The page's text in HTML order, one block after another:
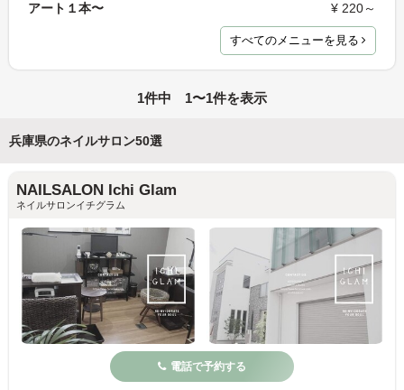
アート１本〜
¥ 220～
すべてのメニューを見る
1件中 1〜1件を表示
兵庫県のネイルサロン50選
NAILSALON Ichi Glam
ネイルサロンイチグラム
電話で予約する